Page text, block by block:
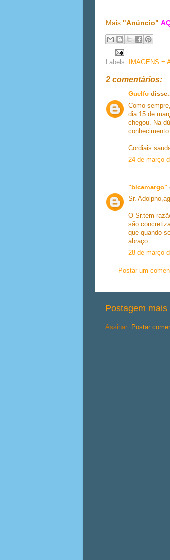
Mais "Anúncio"
Labels: IMAGENS =
2 comentários:
Guelfo
Como
dia 15 de
chegou. Na
conhecimento.
Cordiais
24 de março
"blcamargo"
Sr.
O Sr.tem
são
que quando
abraço.
28 de março
Postar um
Postagem mais
Assinar: Postar